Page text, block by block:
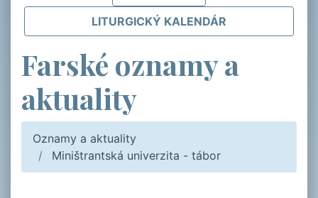
LITURGICKÝ KALENDÁR
Farské oznamy a
aktuality
Oznamy a aktuality
Miništrantská univerzita - tábor